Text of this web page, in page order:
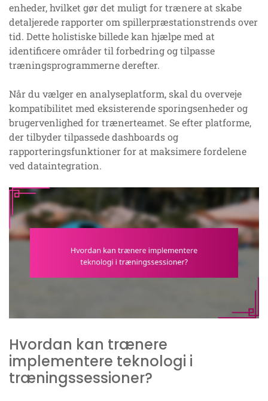
enheder, hvilket gør det muligt for trænere at skabe
detaljerede rapporter om spillerpræstationstrends over
tid. Dette holistiske billede kan hjælpe med at
identificere områder til forbedring og tilpasse
træningsprogrammerne derefter.
Når du vælger en analyseplatform, skal du overveje
kompatibilitet med eksisterende sporingsenheder og
brugervenlighed for trænerteamet. Se efter platforme,
der tilbyder tilpassede dashboards og
rapporteringsfunktioner for at maksimere fordelene
ved dataintegration.
Hvordan kan trænere
implementere teknologi i
træningssessioner?